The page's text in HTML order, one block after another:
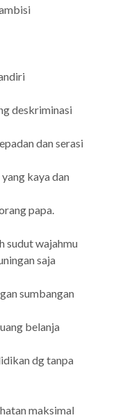
deskriminasi
dan serasi
kaya dan
papa.
sudut wajahmu
saja
sumbangan
belanja
dg tanpa
maksimal